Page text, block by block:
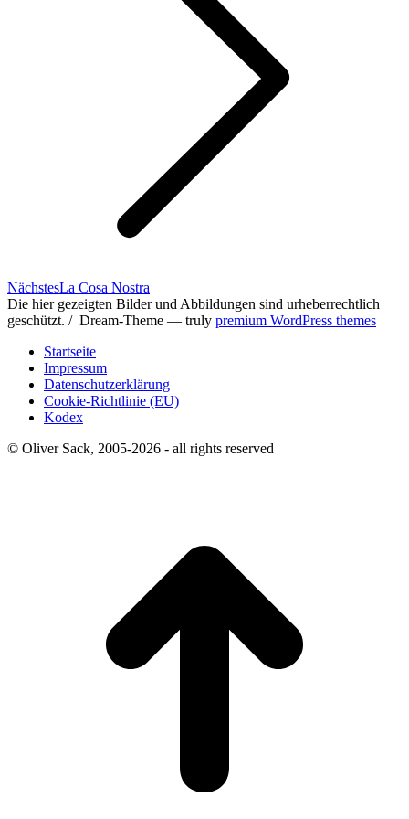
NächstesNächster
Beitrag:
La Cosa Nostra
Die hier gezeigten Bilder und Abbildungen sind urheberrechtlich
geschützt. / Dream-Theme — truly premium WordPress themes
Startseite
Impressum
Datenschutzerklärung
Cookie-Richtlinie (EU)
Kodex
© Oliver Sack, 2005-2026 - all rights reserved